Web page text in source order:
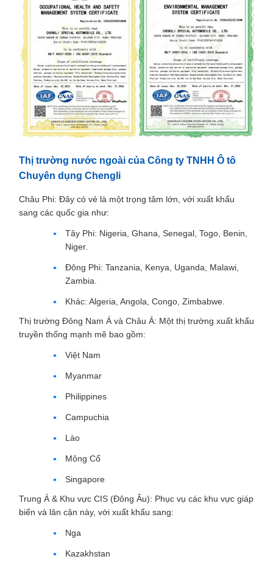
Thị trường nước ngoài của Công ty TNHH Ô tô
Chuyên dụng Chengli
Châu Phi: Đây có vẻ là một trọng tâm lớn, với xuất khẩu
sang các quốc gia như:
Tây Phi: Nigeria, Ghana, Senegal, Togo, Benin,
Niger.
Đông Phi: Tanzania, Kenya, Uganda, Malawi,
Zambia.
Khác: Algeria, Angola, Congo, Zimbabwe.
Thị trường Đông Nam Á và Châu Á: Một thị trường xuất khẩu
truyền thống mạnh mẽ bao gồm:
Việt Nam
Myanmar
Philippines
Campuchia
Lào
Mông Cổ
Singapore
Trung Á & Khu vực CIS (Đông Âu): Phục vụ các khu vực giáp
biển và lân cận này, với xuất khẩu sang:
Nga
Kazakhstan